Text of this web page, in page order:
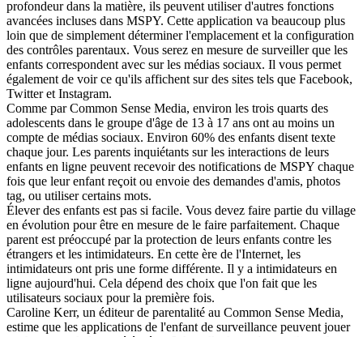
profondeur dans la matière, ils peuvent utiliser d'autres fonctions
avancées incluses dans MSPY. Cette application va beaucoup plus
loin que de simplement déterminer l'emplacement et la configuration
des contrôles parentaux. Vous serez en mesure de surveiller que les
enfants correspondent avec sur les médias sociaux. Il vous permet
également de voir ce qu'ils affichent sur des sites tels que Facebook,
Twitter et Instagram.
Comme par Common Sense Media, environ les trois quarts des
adolescents dans le groupe d'âge de 13 à 17 ans ont au moins un
compte de médias sociaux. Environ 60% des enfants disent texte
chaque jour. Les parents inquiétants sur les interactions de leurs
enfants en ligne peuvent recevoir des notifications de MSPY chaque
fois que leur enfant reçoit ou envoie des demandes d'amis, photos
tag, ou utiliser certains mots.
Élever des enfants est pas si facile. Vous devez faire partie du village
en évolution pour être en mesure de le faire parfaitement. Chaque
parent est préoccupé par la protection de leurs enfants contre les
étrangers et les intimidateurs. En cette ère de l'Internet, les
intimidateurs ont pris une forme différente. Il y a intimidateurs en
ligne aujourd'hui. Cela dépend des choix que l'on fait que les
utilisateurs sociaux pour la première fois.
Caroline Kerr, un éditeur de parentalité au Common Sense Media,
estime que les applications de l'enfant de surveillance peuvent jouer